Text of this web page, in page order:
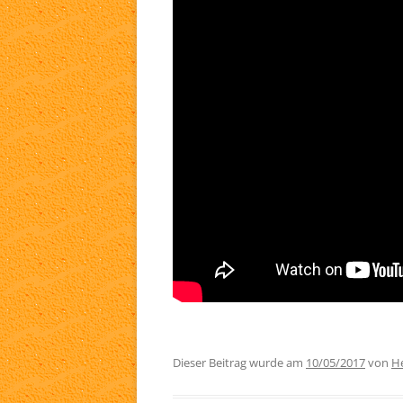
Dieser Beitrag wurde am 10/05/2017von